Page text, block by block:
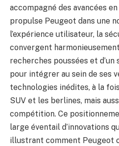
accompagné des avancées
propulse Peugeot dans une
l’expérience utilisateur, la
convergent
recherches poussées et
pour intégrer au sein de ses
technologies inédites, à la
SUV et les berlines, mais
compétition. Ce
large éventail d’innovations
illustrant comment Peugeot